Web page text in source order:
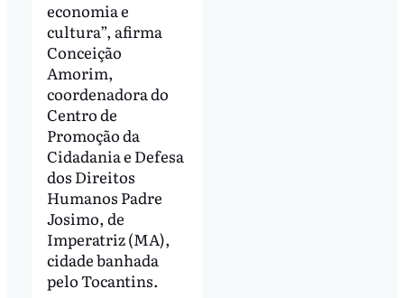
economia e
cultura”, afirma
Conceição
Amorim,
coordenadora do
Centro de
Promoção da
Cidadania e Defesa
dos Direitos
Humanos Padre
Josimo, de
Imperatriz (MA),
cidade banhada
pelo Tocantins.